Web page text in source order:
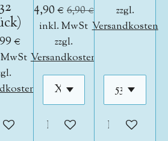
€
Warenkorb
4,90 € 6,90 €
inkl. MwSt
zzgl.
Versandkosten
In den Warenkorb
zzgl.
Versandkosten
In den